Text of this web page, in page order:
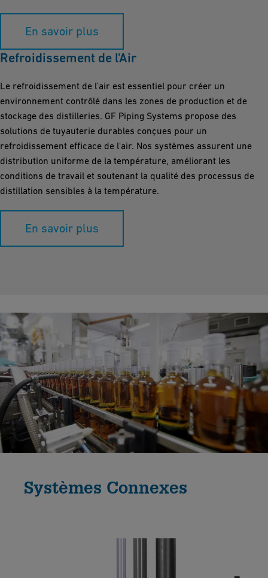
En savoir plus
Refroidissement de l'Air
Le refroidissement de l'air est essentiel pour créer un
environnement contrôlé dans les zones de production et de
stockage des distilleries. GF Piping Systems propose des
solutions de tuyauterie durables conçues pour un
refroidissement efficace de l'air. Nos systèmes assurent une
distribution uniforme de la température, améliorant les
conditions de travail et soutenant la qualité des processus de
distillation sensibles à la température.
En savoir plus
Systèmes Connexes